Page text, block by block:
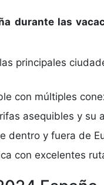
durante las
principales
con múltiples
asequibles y su
dentro y fuera de
con excelentes